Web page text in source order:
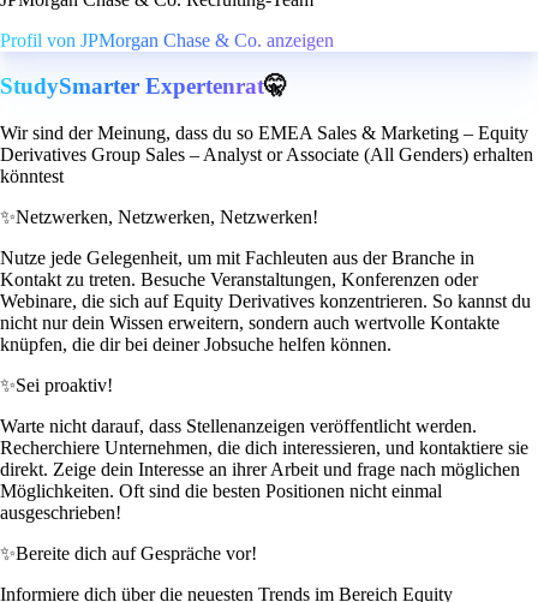
Profil von JPMorgan Chase & Co. anzeigen
StudySmarter Expertenrat🤫
Wir sind der Meinung, dass du so EMEA Sales & Marketing – Equity
Derivatives Group Sales – Analyst or Associate (All Genders) erhalten
könntest
✨Netzwerken, Netzwerken, Netzwerken!
Nutze jede Gelegenheit, um mit Fachleuten aus der Branche in
Kontakt zu treten. Besuche Veranstaltungen, Konferenzen oder
Webinare, die sich auf Equity Derivatives konzentrieren. So kannst du
nicht nur dein Wissen erweitern, sondern auch wertvolle Kontakte
knüpfen, die dir bei deiner Jobsuche helfen können.
✨Sei proaktiv!
Warte nicht darauf, dass Stellenanzeigen veröffentlicht werden.
Recherchiere Unternehmen, die dich interessieren, und kontaktiere sie
direkt. Zeige dein Interesse an ihrer Arbeit und frage nach möglichen
Möglichkeiten. Oft sind die besten Positionen nicht einmal
ausgeschrieben!
✨Bereite dich auf Gespräche vor!
Informiere dich über die neuesten Trends im Bereich Equity